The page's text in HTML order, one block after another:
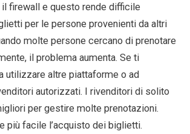
firewall e questo rende difficile
per le persone provenienti da altri
molte persone cercano di prenotare
il problema aumenta. Se ti
utilizzare altre piattaforme o ad
autorizzati. I rivenditori di solito
per gestire molte prenotazioni.
più facile l’acquisto dei biglietti.